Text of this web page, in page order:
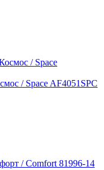
/ Space AF4051SPC